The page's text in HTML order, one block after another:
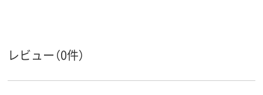
レビュー（0件）